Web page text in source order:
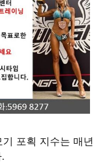
기 포획 지수는 매년
.